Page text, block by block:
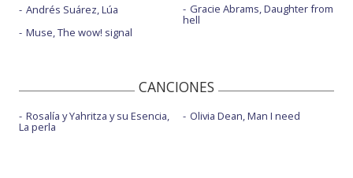
Andrés Suárez, Lúa
Muse, The wow! signal
Gracie Abrams, Daughter from
hell
CANCIONES
Rosalía y Yahritza y su Esencia,
La perla
Olivia Dean, Man I need